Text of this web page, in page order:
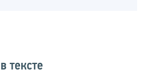
тексте